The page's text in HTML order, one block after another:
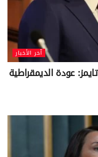
آخر الأخبار
عودة الديمقراطية